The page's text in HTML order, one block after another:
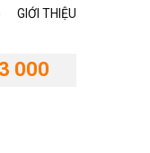
GIỚI THIỆU
000